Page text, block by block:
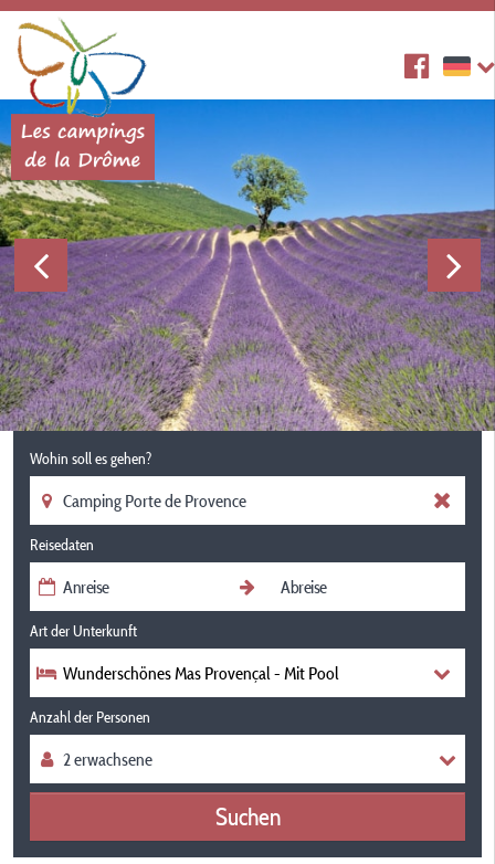
Wohin soll es gehen?
Reisedaten
Art der Unterkunft
Wunderschönes Mas Provençal - Mit Pool
Anzahl der Personen
Suchen